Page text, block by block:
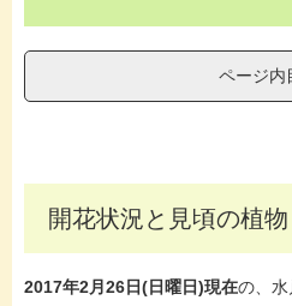
ページ内
開花状況と見頃の植物
2017年2月26日(日曜日)現在の、